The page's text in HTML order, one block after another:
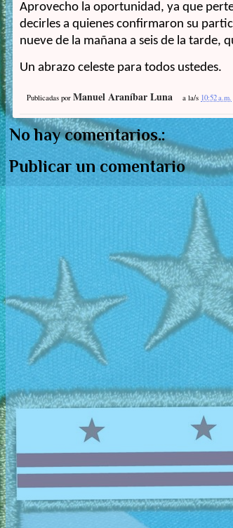
Aprovecho la oportunidad, ya que
decirles a quienes confirmaron su
nueve de la mañana a seis de la tarde,
Un abrazo celeste para todos ustedes.
Publicadas por Manuel Araníbar Luna a la/s 10:52 a.m.
No hay comentarios.:
Publicar un comentario